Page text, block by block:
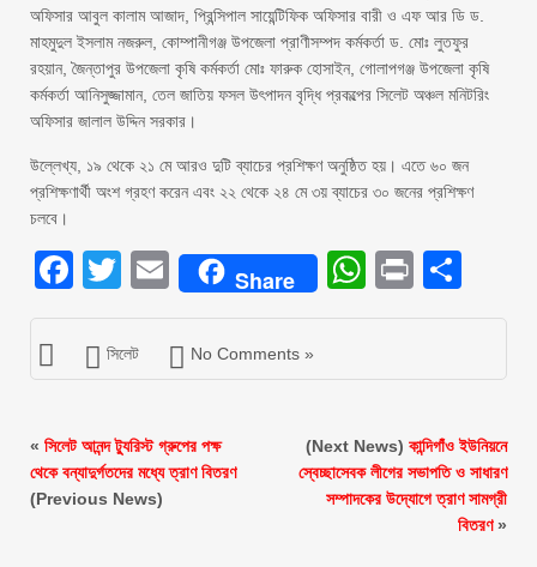
অফিসার আবুল কালাম আজাদ, প্রিন্সিপাল সায়েন্টিফিক অফিসার বারী ও এফ আর ডি ড.
মাহমুদুল ইসলাম নজরুল, কোম্পানীগঞ্জ উপজেলা প্রাণীসম্পদ কর্মকর্তা ড. মোঃ লুতফুর
রহয়ান, জৈন্তাপুর উপজেলা কৃষি কর্মকর্তা মোঃ ফারুক হোসাইন, গোলাপগঞ্জ উপজেলা কৃষি
কর্মকর্তা আনিসুজ্জামান, তেল জাতিয় ফসল উৎপাদন বৃদ্ধি প্রকল্পের সিলেট অঞ্চল মনিটরিং
অফিসার জালাল উদ্দিন সরকার।
উল্লেখ্য, ১৯ থেকে ২১ মে আরও দুটি ব্যাচের প্রশিক্ষণ অনুষ্ঠিত হয়। এতে ৬০ জন
প্রশিক্ষণার্থী অংশ গ্রহণ করেন এবং ২২ থেকে ২৪ মে ৩য় ব্যাচের ৩০ জনের প্রশিক্ষণ
চলবে।
Facebook
Twitter
EmailShare Print
সিলেট No Comments »
« সিলেট আনন্দ ট্যুরিস্ট গ্রুপের পক্ষ
থেকে বন্যাদুর্গতদের মধ্যে ত্রাণ বিতরণ
(Previous News)
(Next News) কান্দিগাঁও ইউনিয়নে
স্বেচ্ছাসেবক লীগের সভাপতি ও সাধারণ
সম্পাদকের উদ্যোগে ত্রাণ সামগ্রী
বিতরণ»